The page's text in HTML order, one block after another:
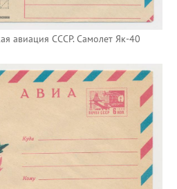
авиация СССР. Самолет Як-40